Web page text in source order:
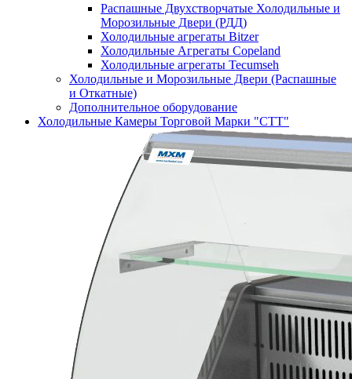
Распашные Двухстворчатые Холодильные и
Морозильные Двери (РДД)
Холодильные агрегаты Bitzer
Холодильные Агрегаты Copeland
Холодильные агрегаты Tecumseh
Холодильные и Морозильные Двери (Распашные
и Откатные)
Дополнительное оборудование
Холодильные Камеры Торговой Марки "СТТ"